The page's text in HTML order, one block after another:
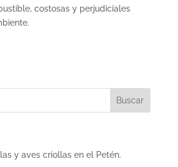
costosas y perjudiciales
y aves criollas en el Petén.